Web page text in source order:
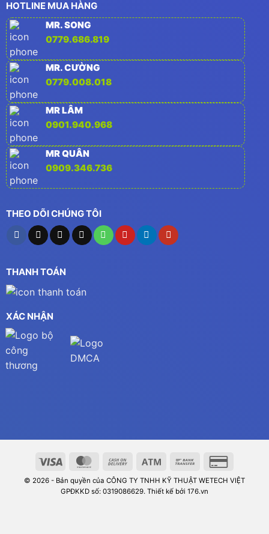
HOTLINE MUA HÀNG
MR. SONG
0779.686.819
MR. CƯỜNG
0779.008.018
MR LÂM
0901.940.968
MR QUÂN
0909.346.736
THEO DÕI CHÚNG TÔI
THANH TOÁN
XÁC NHẬN
© 2026 - Bản quyền của CÔNG TY TNHH KỸ THUẬT WETECH VIỆT
GPĐKKD số: 0319086629. Thiết kế bởi 176.vn